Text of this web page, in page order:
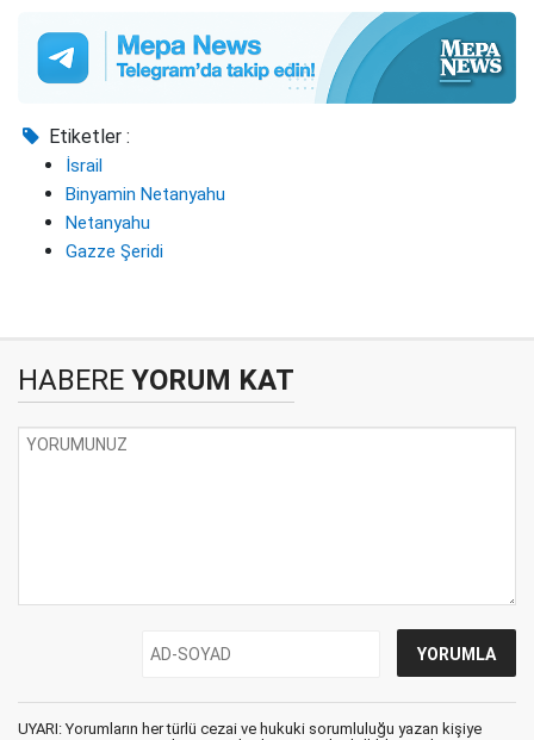
Etiketler :
İsrail
Binyamin Netanyahu
Netanyahu
Gazze Şeridi
HABERE YORUM KAT
UYARI: Yorumların her türlü cezai ve hukuki sorumluluğu yazan kişiye